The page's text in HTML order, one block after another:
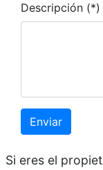
Descripción (*)
Enviar
Si eres el